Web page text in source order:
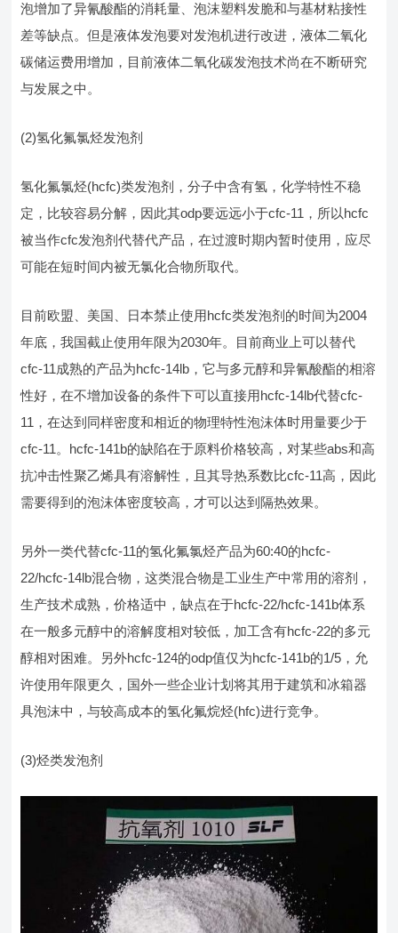
泡增加了异氰酸酯的消耗量、泡沫塑料发脆和与基材粘接性
差等缺点。但是液体发泡要对发泡机进行改进，液体二氧化
碳储运费用增加，目前液体二氧化碳发泡技术尚在不断研究
与发展之中。
(2)氢化氟氯烃发泡剂
氢化氟氯烃(hcfc)类发泡剂，分子中含有氢，化学特性不稳
定，比较容易分解，因此其odp要远远小于cfc-11，所以hcfc
被当作cfc发泡剂代替代产品，在过渡时期内暂时使用，应尽
可能在短时间内被无氯化合物所取代。
目前欧盟、美国、日本禁止使用hcfc类发泡剂的时间为2004
年底，我国截止使用年限为2030年。目前商业上可以替代
cfc-11成熟的产品为hcfc-14lb，它与多元醇和异氰酸酯的相溶
性好，在不增加设备的条件下可以直接用hcfc-14lb代替cfc-
11，在达到同样密度和相近的物理特性泡沫体时用量要少于
cfc-11。hcfc-141b的缺陷在于原料价格较高，对某些abs和高
抗冲击性聚乙烯具有溶解性，且其导热系数比cfc-11高，因此
需要得到的泡沫体密度较高，才可以达到隔热效果。
另外一类代替cfc-11的氢化氟氯烃产品为60:40的hcfc-
22/hcfc-14lb混合物，这类混合物是工业生产中常用的溶剂，
生产技术成熟，价格适中，缺点在于hcfc-22/hcfc-141b体系
在一般多元醇中的溶解度相对较低，加工含有hcfc-22的多元
醇相对困难。另外hcfc-124的odp值仅为hcfc-141b的1/5，允
许使用年限更久，国外一些企业计划将其用于建筑和冰箱器
具泡沫中，与较高成本的氢化氟烷烃(hfc)进行竞争。
(3)烃类发泡剂